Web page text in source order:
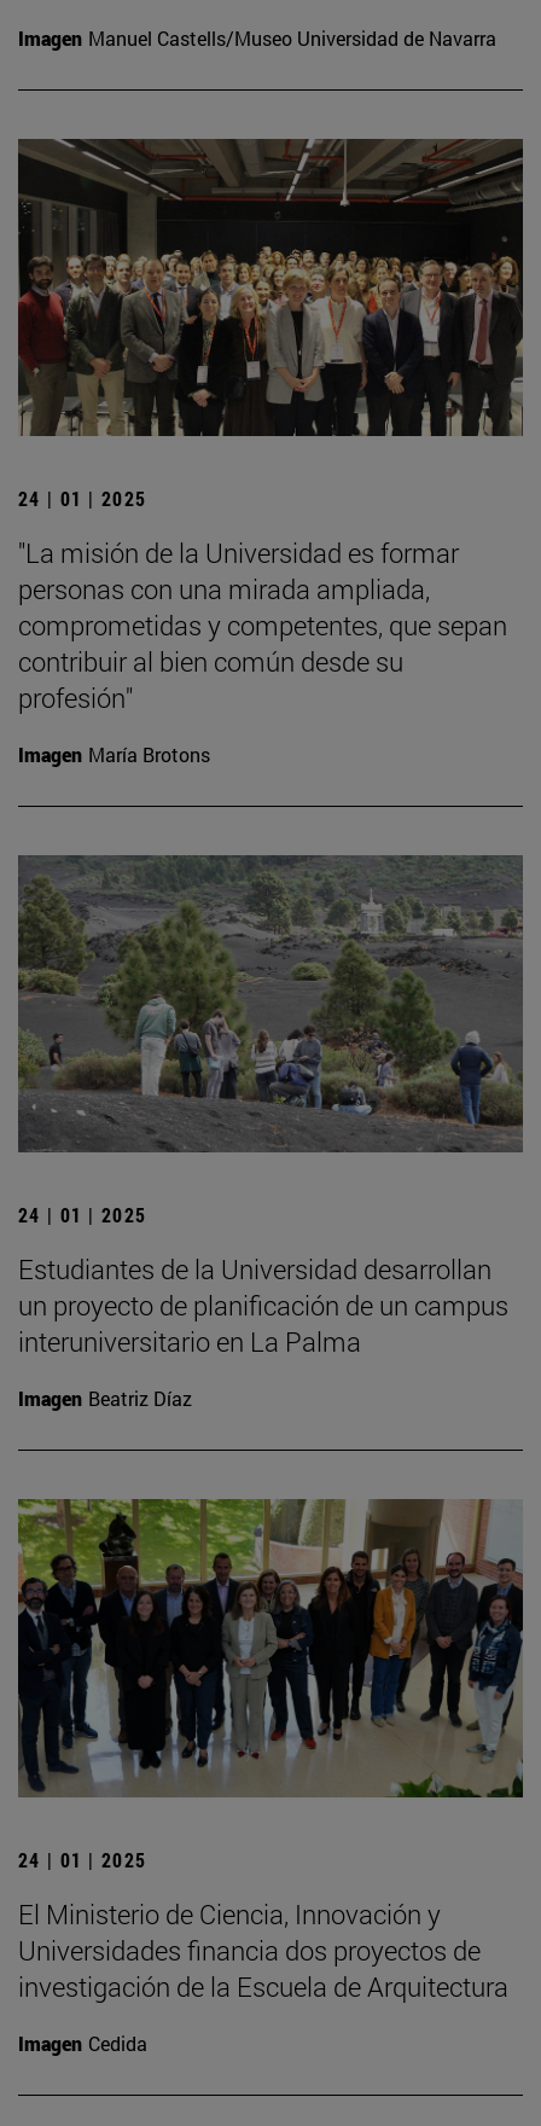
Imagen Manuel Castells/Museo Universidad de Navarra
24 | 01 | 2025
"La misión de la Universidad es formar
personas con una mirada ampliada,
comprometidas y competentes, que sepan
contribuir al bien común desde su
profesión"
Imagen María Brotons
24 | 01 | 2025
Estudiantes de la Universidad desarrollan
un proyecto de planificación de un campus
interuniversitario en La Palma
Imagen Beatriz Díaz
24 | 01 | 2025
El Ministerio de Ciencia, Innovación y
Universidades financia dos proyectos de
investigación de la Escuela de Arquitectura
Imagen Cedida